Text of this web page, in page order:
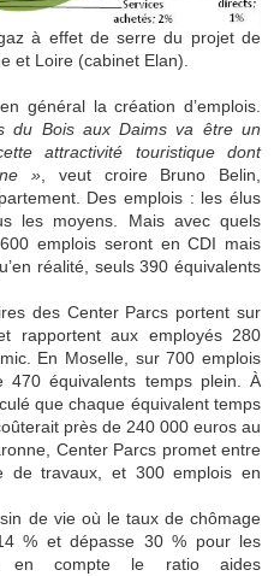
à effet de serre du projet de
et Loire (cabinet Elan).
général la création d’emplois.
du Bois aux Daims va être un
attractivité touristique dont
», veut croire Bruno Belin,
Des emplois : les élus
les moyens. Mais avec quels
emplois seront en CDI mais
réalité, seuls 390 équivalents
des Center Parcs portent sur
rapportent aux employés 280
En Moselle, sur 700 emplois
équivalents temps plein. À
que chaque équivalent temps
près de 240 000 euros au
Center Parcs promet entre
de travaux, et 300 emplois en
de vie où le taux de chômage
% et dépasse 30 % pour les
en compte le ratio aides